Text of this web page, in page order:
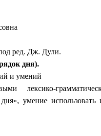
ред. Дж. Дули.
дня).
и умений
лексико-
умение использовать